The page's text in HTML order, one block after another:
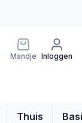
Mandje Inloggen
Thuis